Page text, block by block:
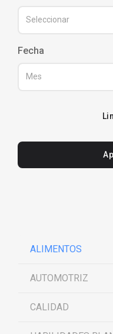
Fecha
ALIMENTOS
AUTOMOTRIZ
CALIDAD